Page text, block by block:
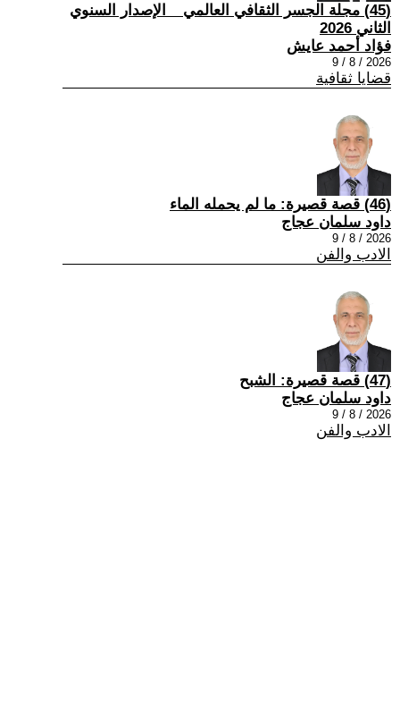
(45) مجلة الجسر الثقافي العالمي _ الإصدار السنوي
الثاني 2026
فؤاد أحمد عايش
2026 / 8 / 9
قضايا ثقافية
(46) قصة قصيرة: ما لم يحمله الماء
داود سلمان عجاج
2026 / 8 / 9
الادب والفن
(47) قصة قصيرة: الشبح
داود سلمان عجاج
2026 / 8 / 9
الادب والفن